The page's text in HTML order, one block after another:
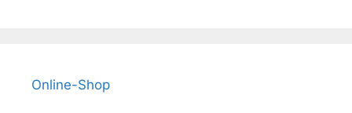
Online-Shop